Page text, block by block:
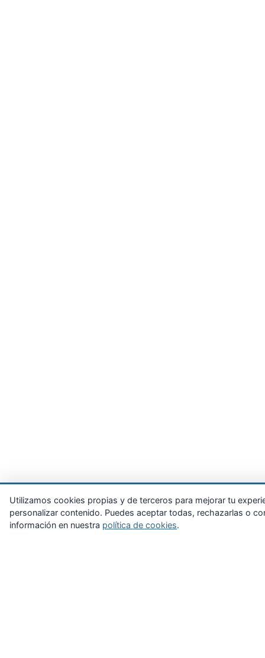
Utilizamos cookies propias y de terceros para mejorar tu
personalizar contenido. Puedes aceptar todas, rechazarlas o
información en nuestra política de cookies.